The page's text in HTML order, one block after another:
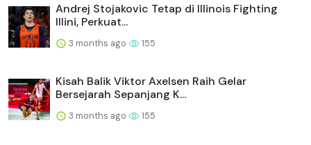
Andrej Stojakovic Tetap di Illinois Fighting
Illini, Perkuat...
3 months ago 155
Kisah Balik Viktor Axelsen Raih Gelar
Bersejarah Sepanjang K...
3 months ago 155